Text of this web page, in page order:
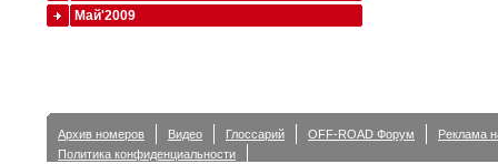
Май'2009
Архив номеров Видео Глоссарий OFF-ROAD Форум Реклама
Политика конфиденциальности